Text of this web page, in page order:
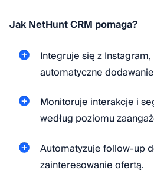
Jak NetHunt CRM pomaga?
Integruje się z
automatyczne
Monitoruje interakcje i
według poziomu
Automatyzuje follow-up
zainteresowanie ofertą.